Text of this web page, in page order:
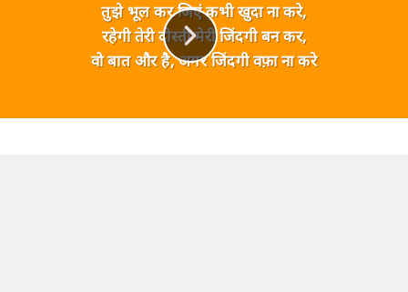
तुझे भूल कर जिएं कभी खुदा ना करे,
रहेगी तेरी दोस्ती मेरी जिंदगी बन कर,
वो बात और है, अगर जिंदगी वफ़ा ना करे